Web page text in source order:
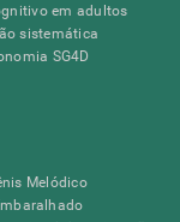
em adultos
sistemática
SG4D
Melódico